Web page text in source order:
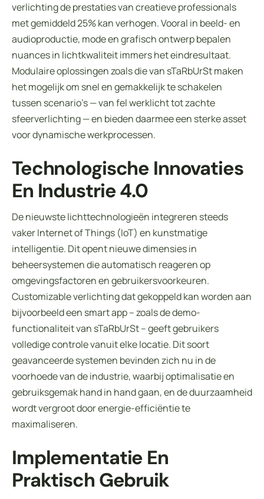
verlichting de prestaties van creatieve professionals
met gemiddeld 25% kan verhogen. Vooral in beeld- en
audioproductie, mode en grafisch ontwerp bepalen
nuances in lichtkwaliteit immers het eindresultaat.
Modulaire oplossingen zoals die van sTaRbUrSt maken
het mogelijk om snel en gemakkelijk te schakelen
tussen scenario’s — van fel werklicht tot zachte
sfeerverlichting — en bieden daarmee een sterke asset
voor dynamische werkprocessen.
Technologische Innovaties
En Industrie 4.0
De nieuwste lichttechnologieën integreren steeds
vaker Internet of Things (IoT) en kunstmatige
intelligentie. Dit opent nieuwe dimensies in
beheersystemen die automatisch reageren op
omgevingsfactoren en gebruikersvoorkeuren.
Customizable verlichting dat gekoppeld kan worden aan
bijvoorbeeld een smart app – zoals de demo-
functionaliteit van sTaRbUrSt – geeft gebruikers
volledige controle vanuit elke locatie. Dit soort
geavanceerde systemen bevinden zich nu in de
voorhoede van de industrie, waarbij optimalisatie en
gebruiksgemak hand in hand gaan, en de duurzaamheid
wordt vergroot door energie-efficiëntie te
maximaliseren.
Implementatie En
Praktisch Gebruik